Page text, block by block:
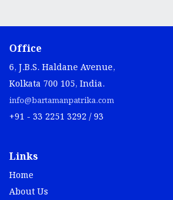
Office
6, J.B.S. Haldane Avenue,
Kolkata 700 105, India.
info@bartamanpatrika.com
+91 - 33 2251 3292 / 93
Links
Home
About Us